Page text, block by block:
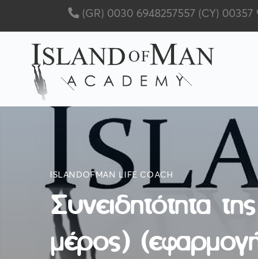
(GR) 0030 6948257557 (CY) 00357
ISLANDOFMAN LIFE COACH
Συνειδητότητα
μέρος)